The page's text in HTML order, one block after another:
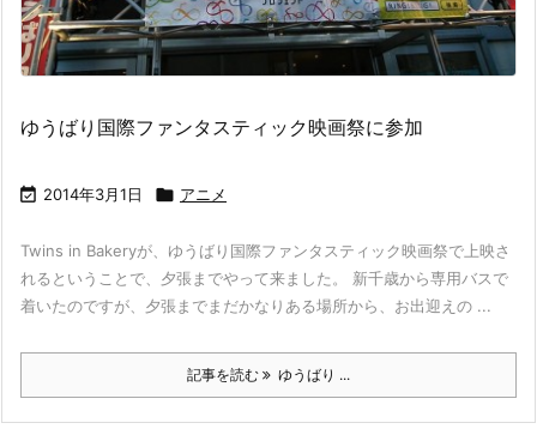
ゆうばり国際ファンタスティック映画祭に参加
 2014年3月1日  アニメ
Twins in Bakeryが、ゆうばり国際ファンタスティック映画祭で上映さ
れるということで、夕張までやって来ました。 新千歳から専用バスで
着いたのですが、夕張までまだかなりある場所から、お出迎えの ...
記事を読む ゆうばり ...